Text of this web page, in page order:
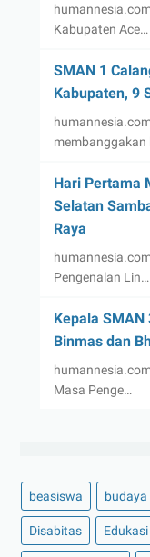
Kabupaten Ace…
SMAN 1
Kabupaten, 9
membanggakan
Hari Pertama
Selatan
Raya
Pengenalan Lin…
Kepala
Binmas dan
Masa Penge…
beasiswa budaya
Disabitas Edukasi